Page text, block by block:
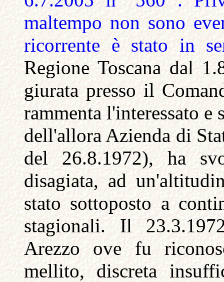
maltempo non sono
ricorrente è stato in
Regione Toscana dal
giurata presso il
rammenta l'interessato
dell'allora Azienda di
del 26.8.1972), ha
disagiata, ad
stato sottoposto a
stagionali. Il
Arezzo ove fu
mellito, discreta